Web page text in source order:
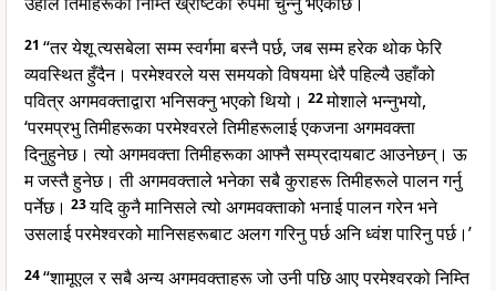
21 “तर येशू त्यसबेला सम्म स्वर्गमा बस्नै पर्छ, जब सम्म हरेक थोक फेरि
व्यवस्थित हुँदैन। परमेश्वरले यस समयको विषयमा धेरै पहिल्यै उहाँको
पवित्र अगमवक्ताद्वारा भनिसक्नु भएको थियो। 22मोशाले भन्नुभयो,
‘परमप्रभु तिमीहरूका परमेश्वरले तिमीहरूलाई एकजना अगमवक्ता
दिनुहुनेछ। त्यो अगमवक्ता तिमीहरूका आफ्नै सम्प्रदायबाट आउनेछन्। ऊ
म जस्तै हुनेछ। ती अगमवक्ताले भनेका सबै कुराहरू तिमीहरूले पालन गर्नु
पर्नेछ। 23यदि कुनै मानिसले त्यो अगमवक्ताको भनाई पालन गरेन भने
उसलाई परमेश्वरको मानिसहरूबाट अलग गरिनु पर्छ अनि ध्वंश पारिनु पर्छ।’
24“शामूएल र सबै अन्य अगमवक्ताहरू जो उनी पछि आए परमेश्वरको निम्ति